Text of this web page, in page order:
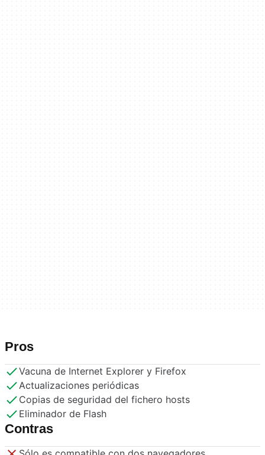
Pros
Vacuna de Internet Explorer y Firefox
Actualizaciones periódicas
Copias de seguridad del fichero hosts
Eliminador de Flash
Contras